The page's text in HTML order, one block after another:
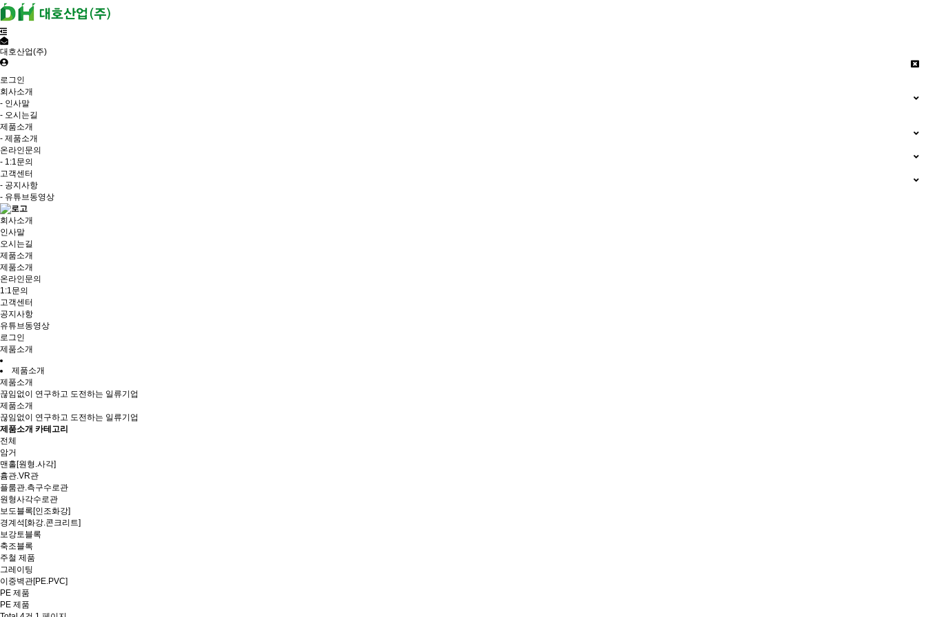
대호산업(주)
로그인
회사소개
- 인사말
- 오시는길
제품소개
- 제품소개
온라인문의
- 1:1문의
고객센터
- 공지사항
- 유튜브동영상
회사소개
인사말
오시는길
제품소개
제품소개
온라인문의
1:1문의
고객센터
공지사항
유튜브동영상
로그인
제품소개
제품소개
제품소개
끊임없이 연구하고 도전하는 일류기업
제품소개
끊임없이 연구하고 도전하는 일류기업
제품소개 카테고리
전체
암거
맨홀[원형.사각]
흄관.VR관
플룸관.측구수로관
원형사각수로관
보도블록[인조화강]
경계석[화강.콘크리트]
보강토블록
축조블록
주철 제품
그레이팅
이중벽관[PE.PVC]
PE 제품
PE 제품